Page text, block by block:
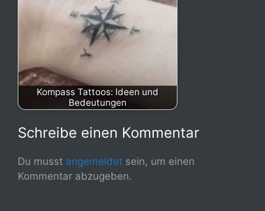
Kompass Tattoos: Ideen und
Bedeutungen
Schreibe einen Kommentar
Du musst angemeldet sein, um einen
Kommentar abzugeben.